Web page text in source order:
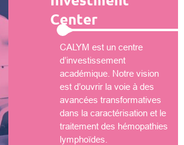
Center
CALYM est un centre
d’investissement
académique. Notre vision
est d’ouvrir la voie à des
avancées transformatives
dans la caractérisation et le
traitement des hémopathies
lymphoïdes.